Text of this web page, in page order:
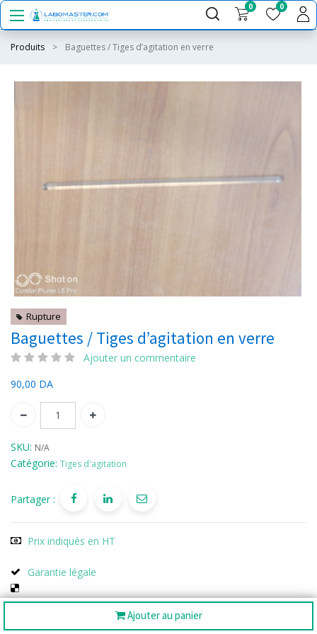
0 0
Produits Baguettes / Tiges d’agitation en verre
Ajouter au panier
Rupture
Baguettes / Tiges d’agitation en verre
Ajouter un commentaire
90,00 DA
SKU: N/A
Catégorie: Tiges d'agitation
Partager :
Prix indiqués en HT
Garantie légale
Livraison gratuite